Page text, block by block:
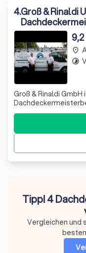
4.Groß & Rinaldi
9,2
Groß & Rinaldi
Ihre Dächer und
diese Elemente
werden und daher
erfordern. Unser Ziel
place
timelapse
Tipp! 4
Vergleichen und